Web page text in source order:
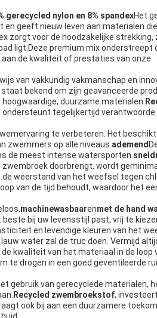
gerecycled nylon en 8% spandexHet
geeft nieuw leven aan materialen
zorgt voor de noodzakelijke strekking,
ligt.Deze premium mix onderstreept
de kwaliteit of prestaties van onze
van vakkundig vakmanschap en
bekend om zijn geavanceerde
duurzame materialen.
tegelijkertijd verantwoorde
te verbeteren. Het
zwemmers op alle niveaus.ademend
de meest intense watersporten.
doorbrengt, wordt
weerstand van het weefsel tegen
van de tijd behoudt, waardoor het
machinewasbaarenmet de hand
bij uw levensstijl past, vrij te
en levendige kleuren van het
water zal de truc doen. Vermijd
kwaliteit van het materiaal in de loop
te drogen in een goed geventileerde
gebruik van gerecyclede materialen,
Recycled zwembroekstof,
ook bij aan een duurzamere